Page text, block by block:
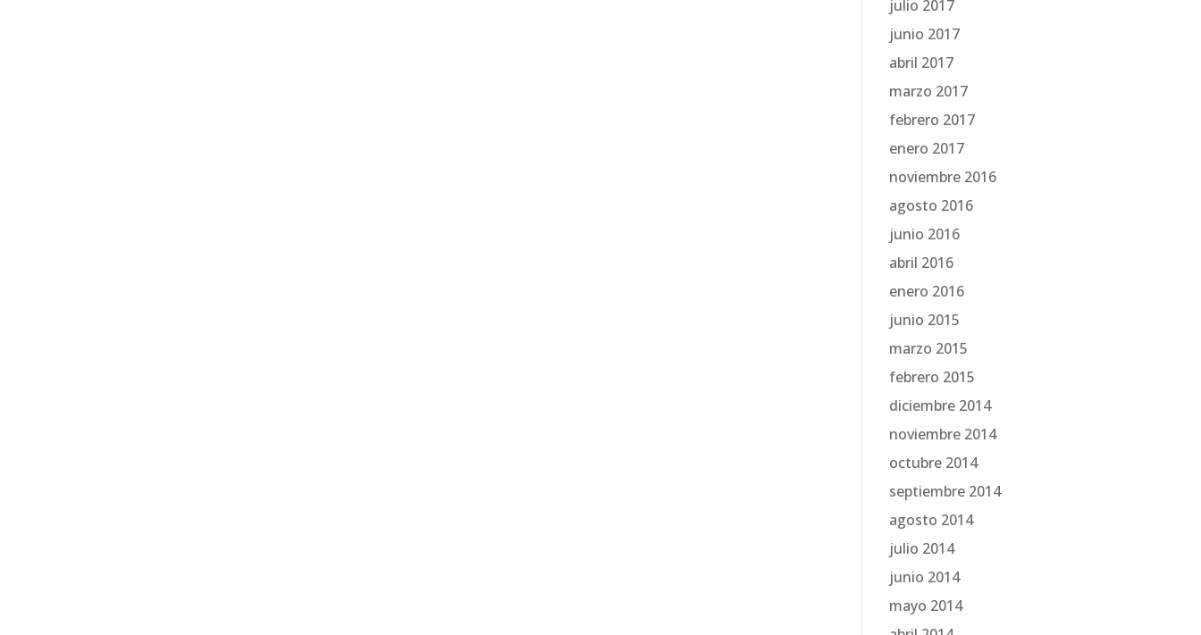
julio 2017
junio 2017
abril 2017
marzo 2017
febrero 2017
enero 2017
noviembre 2016
agosto 2016
junio 2016
abril 2016
enero 2016
junio 2015
marzo 2015
febrero 2015
diciembre 2014
noviembre 2014
octubre 2014
septiembre 2014
agosto 2014
julio 2014
junio 2014
mayo 2014